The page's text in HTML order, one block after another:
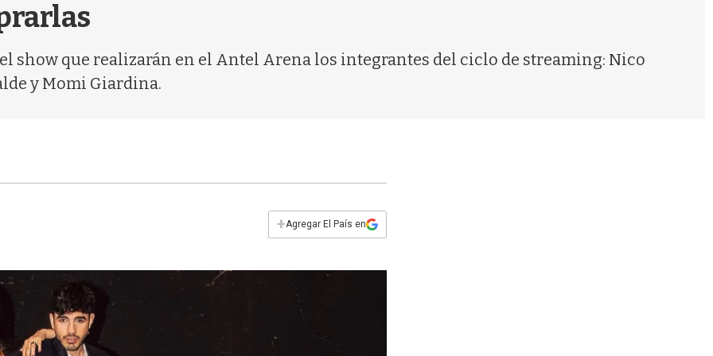
show que realizarán en el Antel Arena los integrantes del ciclo de streaming: Nico
y Momi Giardina.
+Agregar El País en